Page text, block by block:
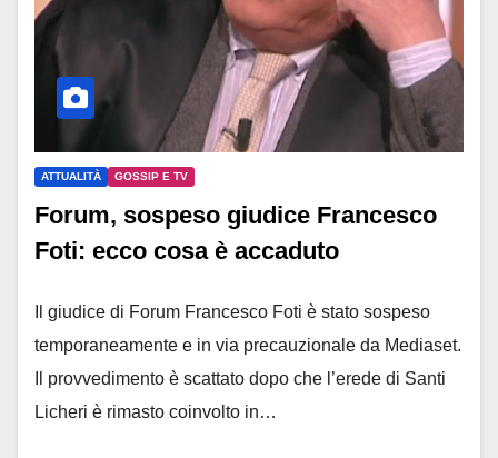
ATTUALITÀ GOSSIP E TV
Forum, sospeso giudice Francesco
Foti: ecco cosa è accaduto
Il giudice di Forum Francesco Foti è stato sospeso
temporaneamente e in via precauzionale da Mediaset.
Il provvedimento è scattato dopo che l’erede di Santi
Licheri è rimasto coinvolto in…